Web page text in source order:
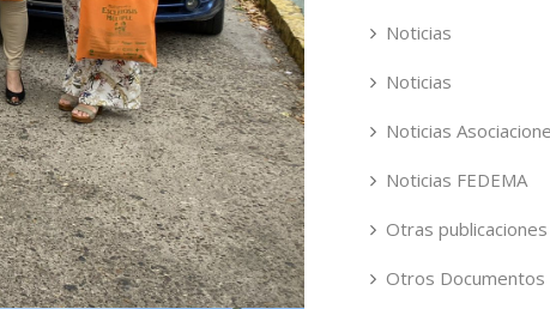
Noticias
Noticias
Noticias
Noticias FEDEMA
Otras
Otros Documentos